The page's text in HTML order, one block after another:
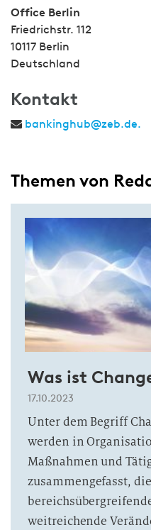
Office Berlin
Friedrichstr. 112
10117 Berlin
Deutschland
Kontakt
bankinghub@zeb.de.
Themen von
Was ist
17.10.2023
Unter dem Begriff
werden in
Maßnahmen und
zusammengefasst,
weitreichende